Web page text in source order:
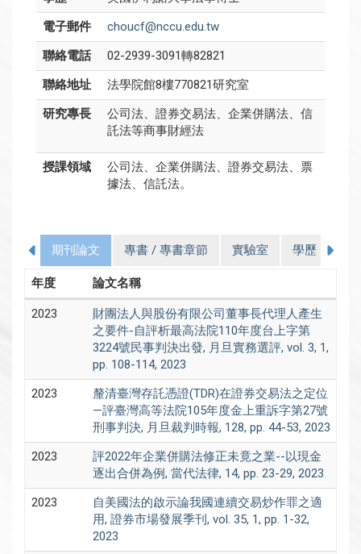
電子郵件
choucf@nccu.edu.tw
聯絡電話
02-2939-3091轉82821
聯絡地址
法學院館8樓770821研究室
研究專長
公司法、證券交易法、企業併購法、信
託法等商事財經法
授課領域
公司法、企業併購法、證券交易法、票
據法、信託法。
期刊論文 專書 / 專書章節 實驗室 學歷
年度 論文名稱
2023
財團法人與股份有限公司董事長代理人產生
之要件-自評析最高法院110年度台上字第
3224號民事判決出發, 月旦實務選評, vol. 3, 1,
pp. 108-114, 2023
2023
釐清臺灣存託憑證(TDR)在證券交易法之定位
—評臺灣高等法院105年度金上重訴字第27號
刑事判決, 月旦裁判時報, 128, pp. 44-53, 2023
2023
評2022年企業併購法修正未竟之業--以現金
逐出合併為例, 當代法律, 14, pp. 23-29, 2023
2023
自美國法的啟示論我國連續交易炒作罪之適
用, 證券市場發展季刊, vol. 35, 1, pp. 1-32,
2023